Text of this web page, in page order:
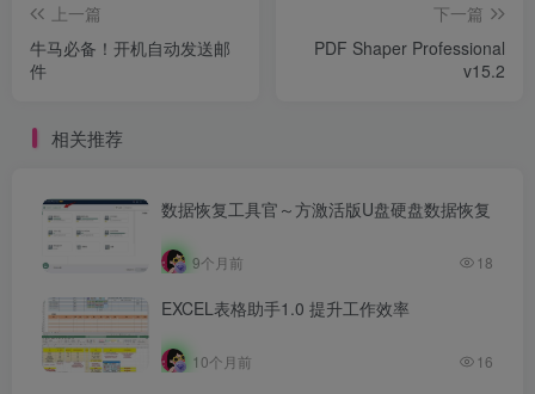
上一篇
牛马必备！开机自动发送邮
件
下一篇
PDF Shaper Professional
v15.2
相关推荐
数据恢复工具官～方激活版U盘硬盘数据恢复
9个月前 18
EXCEL表格助手1.0 提升工作效率
10个月前 16